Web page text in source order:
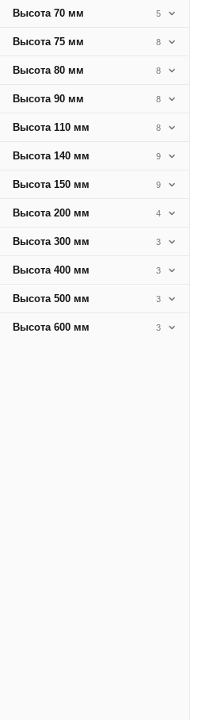
Высота 70 мм 5
Высота 75 мм 8
Высота 80 мм 8
Высота 90 мм 8
Высота 110 мм 8
Высота 140 мм 9
Высота 150 мм 9
Высота 200 мм 4
Высота 300 мм 3
Высота 400 мм 3
Высота 500 мм 3
Высота 600 мм 3